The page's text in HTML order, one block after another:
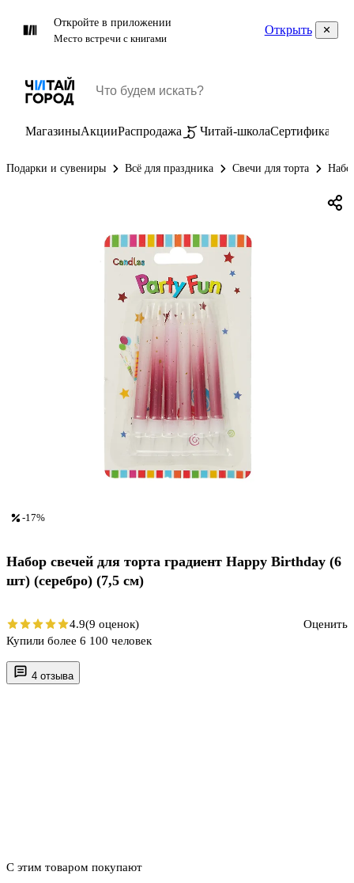
Откройте в приложении
Место встречи с книгами
Открыть
МагазиныАкцииРаспродажа Читай-школаСертификаты
Подарки и сувениры Всё для праздника Свечи для торта
4 отзыва
С этим товаром покупают
-17%
Набор свечей для торта градиент Happy Birthday (6
шт) (серебро) (7,5 см)
4.9(9 оценок)
Оценить
Купили более 6 100 человек